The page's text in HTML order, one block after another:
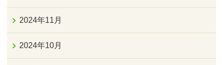
2024年11月
2024年10月